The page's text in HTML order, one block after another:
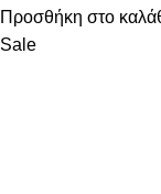
Προσθήκη στο
Sale